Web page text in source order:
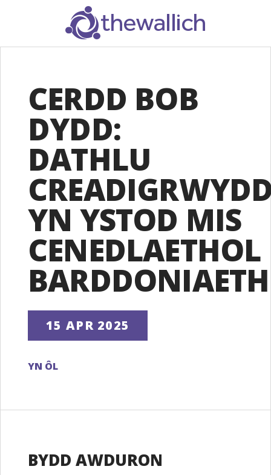
SEARCH
CERDD BOB
DYDD:
DATHLU
YN YSTOD MIS
CENEDLAETHOL
BARDDONIAETH
15 APR 2025
YN ÔL
BYDD AWDURON